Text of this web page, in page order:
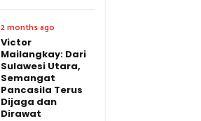
2 months ago
Victor
Mailangkay: Dari
Sulawesi Utara,
Semangat
Pancasila Terus
Dijaga dan
Dirawat